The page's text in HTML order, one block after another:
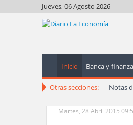
Jueves, 06 Agosto 2026
Inicio Banca y
Otras secciones: Notas
Martes, 28 Abril 2015